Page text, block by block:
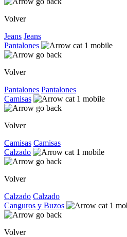
Volver
Jeans Jeans
Pantalones
Volver
Pantalones Pantalones
Camisas
Volver
Camisas Camisas
Calzado
Volver
Calzado Calzado
Canguros y Buzos
Volver